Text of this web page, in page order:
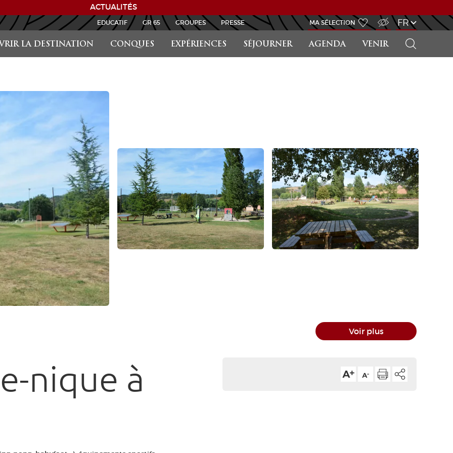
ACTUALITÉS
LA DESTINATION CONQUES EXPÉRIENCES SÉJOURNER AGENDA VENIR
EDUCATIF GR 65 GROUPES PRESSE MA SÉLECTION FR
Voir plus
nique à